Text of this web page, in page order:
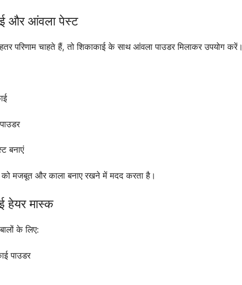
और आंवला पेस्ट
परिणाम चाहते हैं, तो शिकाकाई के साथ आंवला पाउडर मिलाकर उपयोग करें।
बनाएं
को मजबूत और काला बनाए रखने में मदद करता है।
हेयर मास्क
के लिए:
पाउडर